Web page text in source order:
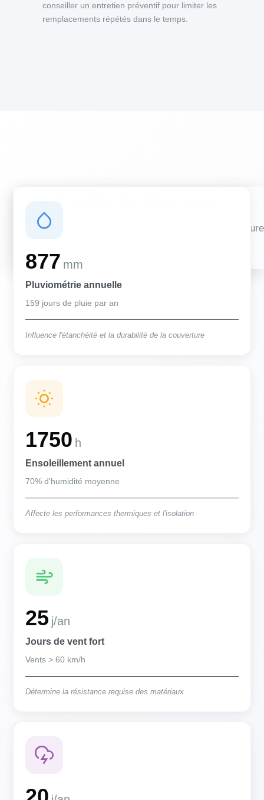
conseiller un entretien préventif pour limiter les
remplacements répétés dans le temps.
Des conditions qui influencent vos travaux de couverture
877 mm
Pluviométrie annuelle
159 jours de pluie par an
Influence l'étanchéité et la durabilité de la couverture
1750 h
Ensoleillement annuel
70% d'humidité moyenne
Affecte les performances thermiques et l'isolation
25 j/an
Jours de vent fort
Vents > 60 km/h
Détermine la résistance requise des matériaux